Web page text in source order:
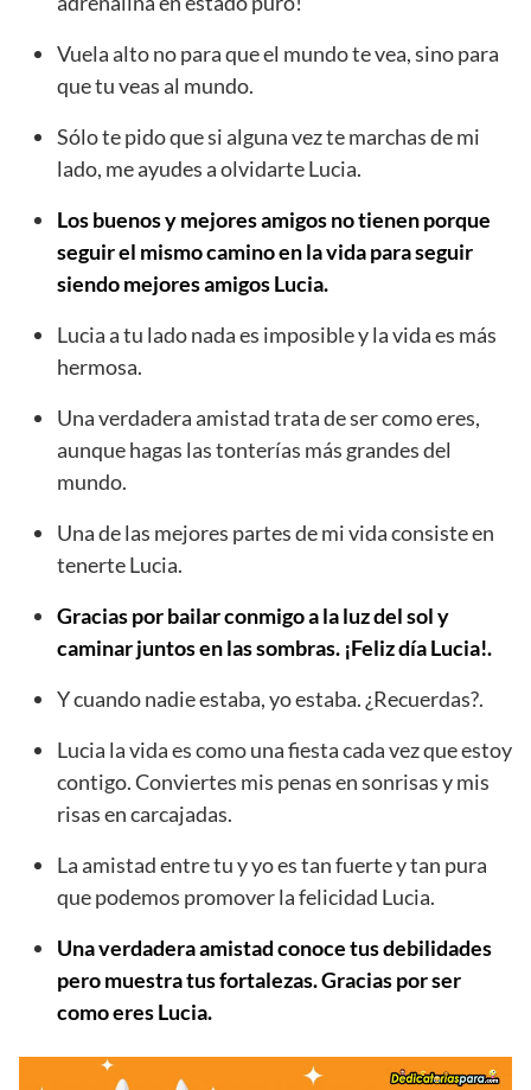
Vuela alto no para que el mundo te vea, sino para
que tu veas al mundo.
Sólo te pido que si alguna vez te marchas de mi
lado, me ayudes a olvidarte Lucia.
Los buenos y mejores amigos no tienen porque
seguir el mismo camino en la vida para seguir
siendo mejores amigos Lucia.
Lucia a tu lado nada es imposible y la vida es más
hermosa.
Una verdadera amistad trata de ser como eres,
aunque hagas las tonterías más grandes del
mundo.
Una de las mejores partes de mi vida consiste en
tenerte Lucia.
Gracias por bailar conmigo a la luz del sol y
caminar juntos en las sombras. ¡Feliz día Lucia!.
Y cuando nadie estaba, yo estaba. ¿Recuerdas?.
Lucia la vida es como una fiesta cada vez que estoy
contigo. Conviertes mis penas en sonrisas y mis
risas en carcajadas.
La amistad entre tu y yo es tan fuerte y tan pura
que podemos promover la felicidad Lucia.
Una verdadera amistad conoce tus debilidades
pero muestra tus fortalezas. Gracias por ser
como eres Lucia.